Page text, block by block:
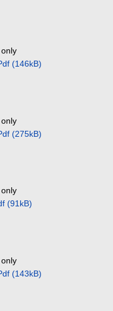
(146kB)
(275kB)
(91kB)
(143kB)